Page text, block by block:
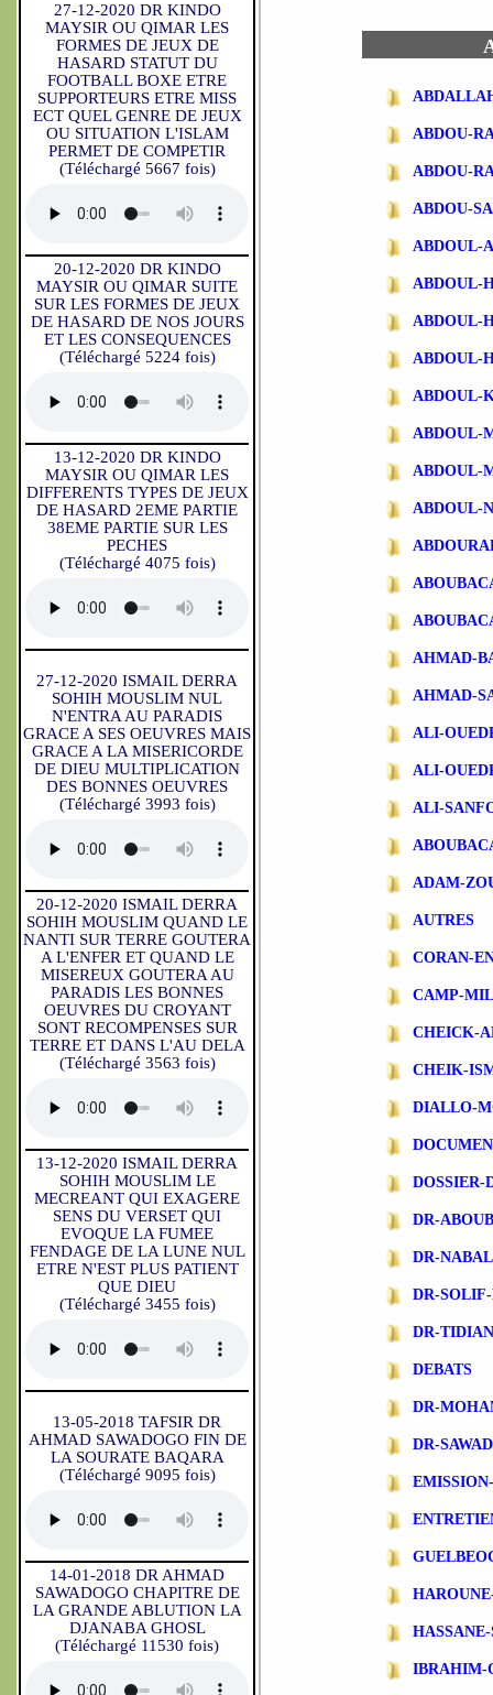
27-12-2020 DR KINDO
MAYSIR OU QIMAR LES
FORMES DE JEUX DE
HASARD STATUT DU
FOOTBALL BOXE ETRE
SUPPORTEURS ETRE MISS
ECT QUEL GENRE DE JEUX
OU SITUATION L'ISLAM
PERMET DE COMPETIR
(Téléchargé 5667 fois)
20-12-2020 DR KINDO
MAYSIR OU QIMAR SUITE
SUR LES FORMES DE JEUX
DE HASARD DE NOS JOURS
ET LES CONSEQUENCES
(Téléchargé 5224 fois)
13-12-2020 DR KINDO
MAYSIR OU QIMAR LES
DIFFERENTS TYPES DE JEUX
DE HASARD 2EME PARTIE
38EME PARTIE SUR LES
PECHES
(Téléchargé 4075 fois)
27-12-2020 ISMAIL DERRA
SOHIH MOUSLIM NUL
N'ENTRA AU PARADIS
GRACE A SES OEUVRES MAIS
GRACE A LA MISERICORDE
DE DIEU MULTIPLICATION
DES BONNES OEUVRES
(Téléchargé 3993 fois)
20-12-2020 ISMAIL DERRA
SOHIH MOUSLIM QUAND LE
NANTI SUR TERRE GOUTERA
A L'ENFER ET QUAND LE
MISEREUX GOUTERA AU
PARADIS LES BONNES
OEUVRES DU CROYANT
SONT RECOMPENSES SUR
TERRE ET DANS L'AU DELA
(Téléchargé 3563 fois)
13-12-2020 ISMAIL DERRA
SOHIH MOUSLIM LE
MECREANT QUI EXAGERE
SENS DU VERSET QUI
EVOQUE LA FUMEE
FENDAGE DE LA LUNE NUL
ETRE N'EST PLUS PATIENT
QUE DIEU
(Téléchargé 3455 fois)
13-05-2018 TAFSIR DR
AHMAD SAWADOGO FIN DE
LA SOURATE BAQARA
(Téléchargé 9095 fois)
14-01-2018 DR AHMAD
SAWADOGO CHAPITRE DE
LA GRANDE ABLUTION LA
DJANABA GHOSL
(Téléchargé 11530 fois)
ABDOU-
ABDOU-
ABDOU-
ABDOUL-
ABDOUL-
ABDOUL-
ABDOUL-
ABDOUL-
ABDOUL-
ABDOUL-
ABDOUL-
AHMAD-
AHMAD-
ALI-
ALI-
ALI-
ADAM-
AUTRES
CORAN-
CAMP-
CHEICK-
CHEIK-
DIALLO-
DOSSIER-
DR-
DR-
DR-
DR-
DEBATS
DR-
DR-
IBRAHIM-